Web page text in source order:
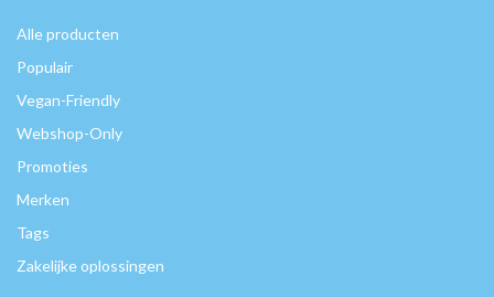
Alle producten
Populair
Vegan-Friendly
Webshop-Only
Promoties
Merken
Tags
Zakelijke oplossingen